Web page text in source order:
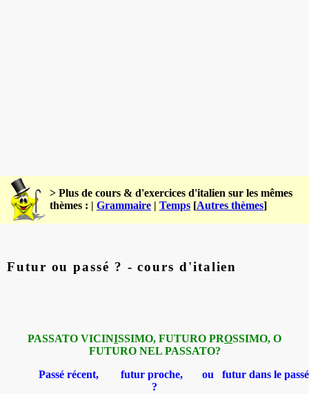
> Plus de cours & d'exercices d'italien sur les mêmes
thèmes : | Grammaire | Temps [Autres thèmes]
Futur ou passé ? - cours d'italien
PASSATO VICINISSIMO, FUTURO PROSSIMO, O
FUTURO NEL PASSATO?
Passé récent, futur proche, ou futur dans le passé
?